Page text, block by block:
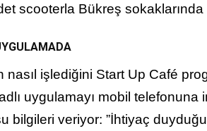
scooterla Bükreş
işlediğini Start Up Café
uygulamayı mobil
bilgileri veriyor: ”İhtiyaç